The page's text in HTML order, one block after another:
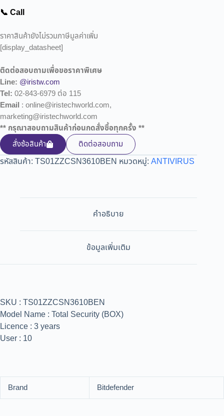
📞 Call
ราคาสินค้ายังไม่รวมภาษีมูลค่าเพิ่ม
[display_datasheet]
ติดต่อสอบถามเพื่อขอราคาพิเศษ
Line: @iristw.com
Tel: 02-843-6979 ต่อ 115
Email : online@iristechworld.com,
marketing@iristechworld.com
** กรุณาสอบถามสินค้าก่อนกดสั่งซื้อทุกครั้ง **
สั่งซ้อสินค้า
ติดต่อสอบถาม
รหัสสินค้า: TS01ZZCSN3610BEN หมวดหมู่: ANTIVIRUS
คำอธิบาย
ข้อมูลเพิ่มเติม
SKU : TS01ZZCSN3610BEN
Model Name : Total Security (BOX)
Licence : 3 years
User : 10
Brand Bitdefender